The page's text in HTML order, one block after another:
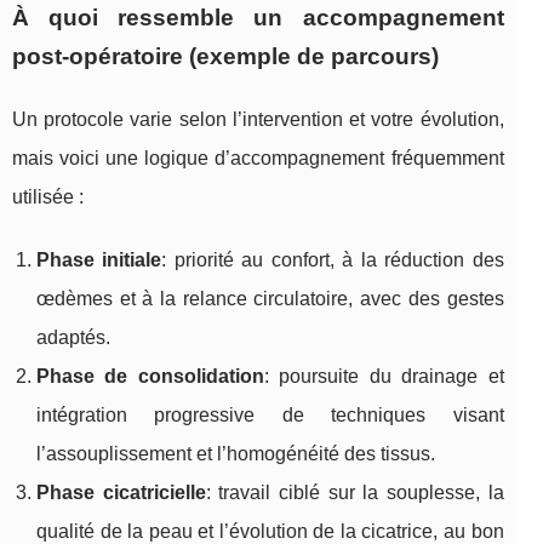
À quoi ressemble un accompagnement
post-opératoire (exemple de parcours)
Un protocole varie selon l’intervention et votre évolution,
mais voici une logique d’accompagnement fréquemment
utilisée :
Phase initiale: priorité au confort, à la réduction des
œdèmes et à la relance circulatoire, avec des gestes
adaptés.
Phase de consolidation: poursuite du drainage et
intégration progressive de techniques visant
l’assouplissement et l’homogénéité des tissus.
Phase cicatricielle: travail ciblé sur la souplesse, la
qualité de la peau et l’évolution de la cicatrice, au bon